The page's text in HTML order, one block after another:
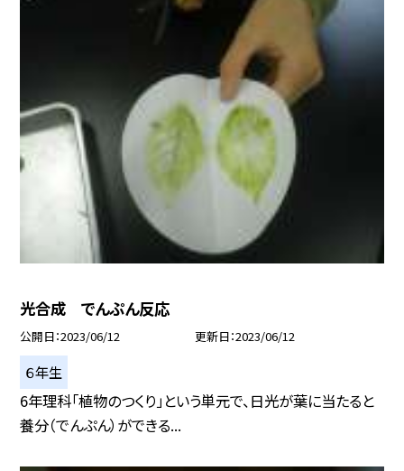
光合成 でんぷん反応
公開日 2023/06/12 更新日 2023/06/12
６年生
6年理科「植物のつくり」という単元で、日光が葉に当たると
養分（でんぷん）ができる...